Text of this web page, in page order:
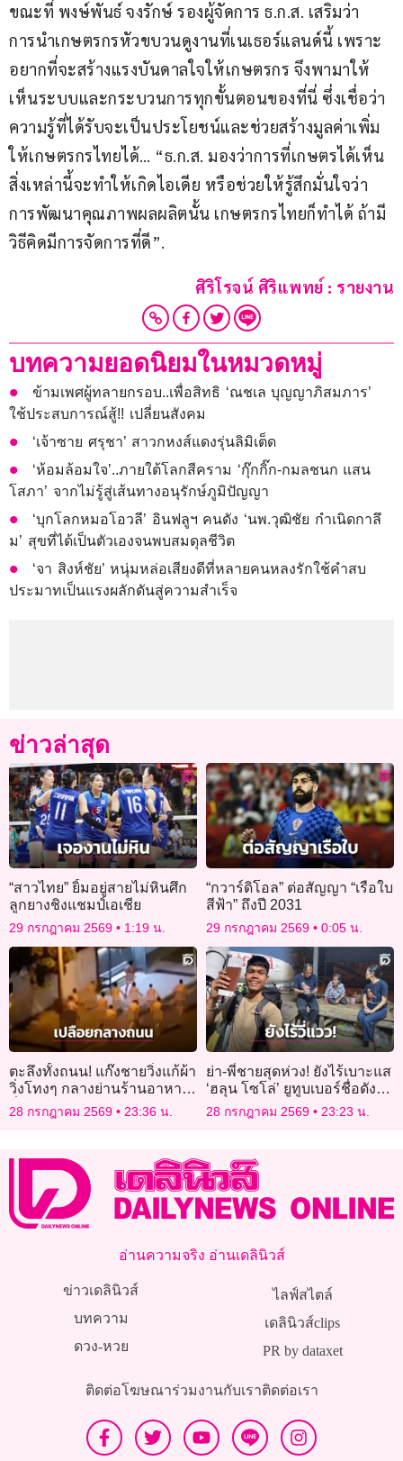
ขณะที่ พงษ์พันธ์ จงรักษ์ รองผู้จัดการ ธ.ก.ส. เสริมว่า
การนำเกษตรกรหัวขบวนดูงานที่เนเธอร์แลนด์นี้ เพราะ
อยากที่จะสร้างแรงบันดาลใจให้เกษตรกร จึงพามาให้
เห็นระบบและกระบวนการทุกขั้นตอนของที่นี่ ซึ่งเชื่อว่า
ความรู้ที่ได้รับจะเป็นประโยชน์และช่วยสร้างมูลค่าเพิ่ม
ให้เกษตรกรไทยได้… “ธ.ก.ส. มองว่าการที่เกษตรได้เห็น
สิ่งเหล่านี้จะทำให้เกิดไอเดีย หรือช่วยให้รู้สึกมั่นใจว่า
การพัฒนาคุณภาพผลผลิตนั้น เกษตรกรไทยก็ทำได้ ถ้ามี
วิธีคิดมีการจัดการที่ดี”.
ศิริโรจน์ ศิริแพทย์ : รายงาน
บทความยอดนิยมในหมวดหมู่
ข้ามเพศผู้ทลายกรอบ..เพื่อสิทธิ ‘ณชเล บุญญาภิสมภาร’
ใช้ประสบการณ์สู้!! เปลี่ยนสังคม
‘เจ้าซาย ศรุชา’ สาวกหงส์แดงรุ่นลิมิเต็ด
‘ห้อมล้อมใจ’..ภายใต้โลกสีคราม ‘กุ๊กกิ๊ก-กมลชนก แสน
โสภา’ จากไม่รู้สู่เส้นทางอนุรักษ์ภูมิปัญญา
‘บุกโลกหมอโอวลี’ อินฟลูฯ คนดัง ‘นพ.วุฒิชัย กำเนิดกาลึ
ม’ สุขที่ได้เป็นตัวเองจนพบสมดุลชีวิต
‘จา สิงห์ชัย’ หนุ่มหล่อเสียงดีที่หลายคนหลงรักใช้คำสบ
ประมาทเป็นแรงผลักดันสู่ความสำเร็จ
ข่าวล่าสุด
“สาวไทย” ยิ้มอยู่สายไม่หินศึก
ลูกยางชิงแชมป์เอเชีย
29 กรกฎาคม 2569 1:19 น.
“กวาร์ดิโอล” ต่อสัญญา “เรือใบ
สีฟ้า” ถึงปี 2031
29 กรกฎาคม 2569 0:05 น.
ตะลึงทั้งถนน! แก๊งชายวิ่งแก้ผ้า
วิ่งโทงๆ กลางย่านร้านอาหาร
ชื่อดังในออสเตรเลีย
28 กรกฎาคม 2569 23:36 น.
ย่า-พี่ชายสุดห่วง! ยังไร้เบาะแส
‘ฮลุน โซโล่’ ยูทูบเบอร์ชื่อดัง
หายตัวปริศนาจอร์เจีย
28 กรกฎาคม 2569 23:23 น.
อ่านความจริง อ่านเดลินิวส์
ข่าวเดลินิวส์
บทความ
ดวง-หวย
ไลฟ์สไตล์
เดลินิวส์clips
PR by dataxet
ติดต่อโฆษณาร่วมงานกับเราติดต่อเรา